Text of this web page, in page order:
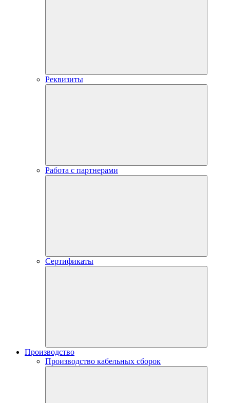
Реквизиты
Работа с партнерами
Сертификаты
Производство
Производство кабельных сборок